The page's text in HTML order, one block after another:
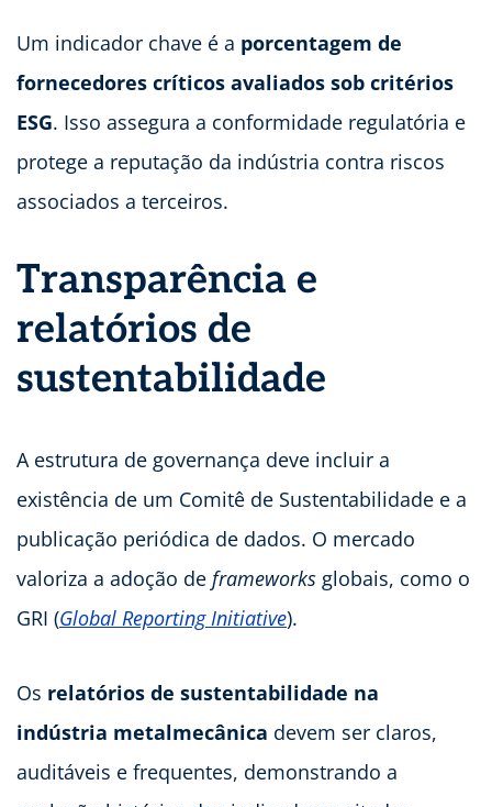
Um indicador chave é a porcentagem de
fornecedores críticos avaliados sob critérios
ESG. Isso assegura a conformidade regulatória e
protege a reputação da indústria contra riscos
associados a terceiros.
Transparência e
relatórios de
sustentabilidade
A estrutura de governança deve incluir a
existência de um Comitê de Sustentabilidade e a
publicação periódica de dados. O mercado
valoriza a adoção de frameworks globais, como o
GRI (Global Reporting Initiative).
Os relatórios de sustentabilidade na
indústria metalmecânica devem ser claros,
auditáveis e frequentes, demonstrando a